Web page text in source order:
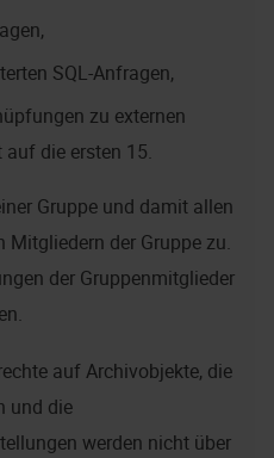
SQL-Anfragen,
zu externen
auf die ersten 15.
Gruppe und damit allen
der Gruppe zu.
der Gruppenmitglieder
auf Archivobjekte, die
und die
werden nicht über